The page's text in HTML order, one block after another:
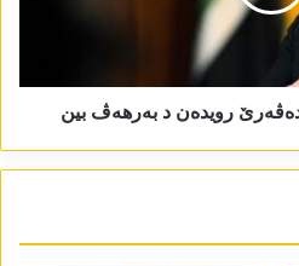
دەڤەرێ رویدەن د بەرھەڤ بین